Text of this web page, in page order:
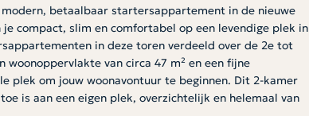
betaalbaar startersappartement in de nieuwe
compact, slim en comfortabel op een levendige plek in
in deze toren verdeeld over de 2e tot
van circa 47 m² en een fijne
plek om jouw woonavontuur te beginnen. Dit 2-kamer
is aan een eigen plek, overzichtelijk en helemaal van